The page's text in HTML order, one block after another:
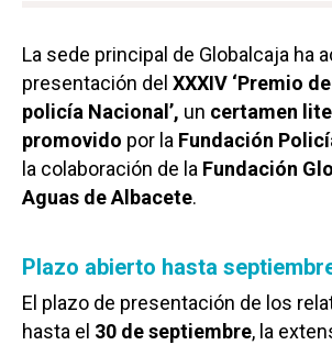
La sede principal de Globalcaja ha
presentación del XXXIV ‘Premio
policía Nacional’, un certamen
promovido por la Fundación
la colaboración de la Fundación
Aguas de Albacete.
Plazo abierto hasta
El plazo de presentación de los
hasta el 30 de septiembre, la